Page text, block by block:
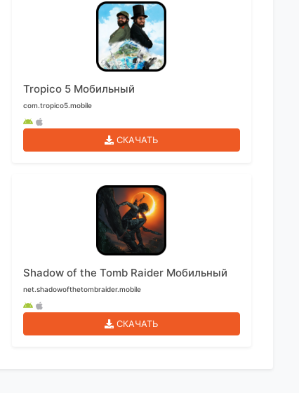
Tropico 5 Мобильный
com.tropico5.mobile
СКАЧАТЬ
Shadow of the Tomb Raider Мобильный
net.shadowofthetombraider.mobile
СКАЧАТЬ